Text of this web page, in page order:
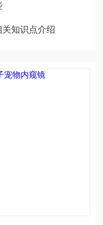
知识点介绍